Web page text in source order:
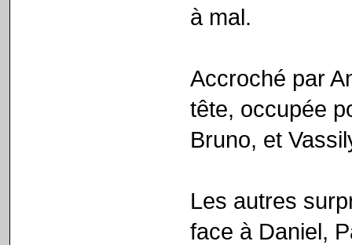
à mal.
Accroché par
tête, occupée
Bruno, et
Les autres
face à Daniel,